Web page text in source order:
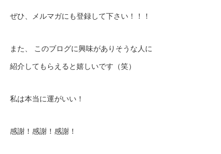
ぜひ、メルマガにも登録して下さい！！！
また、 このブログに興味がありそうな人に
紹介してもらえると嬉しいです（笑）
私は本当に運がいい！
感謝！感謝！感謝！